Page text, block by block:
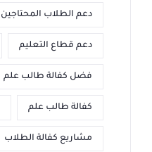
دعم الطلاب المحتاجين
دعم قطاع التعليم
فضل كفالة طالب علم
كفالة طالب علم
مشاريع كفالة الطلاب